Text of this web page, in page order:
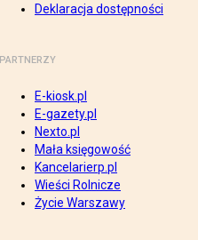
Deklaracja dostępności
PARTNERZY
E-kiosk.pl
E-gazety.pl
Nexto.pl
Mała księgowość
Kancelarierp.pl
Wieści Rolnicze
Życie Warszawy